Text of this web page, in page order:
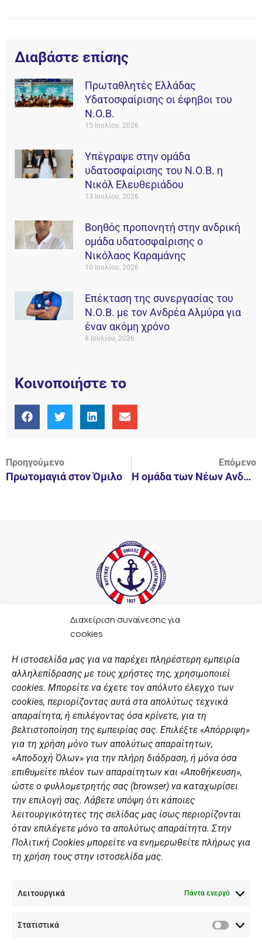
Διαχείριση συναίνεσης για
cookies
Η ιστοσελίδα μας για να παρέχει πληρέστερη εμπειρία
αλληλεπίδρασης με τους χρήστες της, χρησιμοποιεί
cookies. Μπορείτε να έχετε τον απόλυτο έλεγχο των
cookies, περιορίζοντας αυτά στα απολύτως τεχνικά
απαραίτητα, ή επιλέγοντας όσα κρίνετε, για τη
βελτιστοποίηση της εμπειρίας σας. Επιλέξτε «Απόρριψη»
για τη χρήση μόνο των απολύτως απαραίτητων,
«Αποδοχή Όλων» για την πλήρη διάδραση, ή μόνα όσα
επιθυμείτε πλέον των απαραίτητων και «Αποθήκευση»,
ώστε ο φυλλομετρητής σας (browser) να καταχωρίσει
την επιλογή σας. Λάβετε υπόψη ότι κάποιες
λειτουργικότητες της σελίδας μας ίσως περιορίζονται
όταν επιλέγετε μόνο τα απολύτως απαραίτητα. Στην
Πολιτική Cookies μπορείτε να ενημερωθείτε πλήρως για
τη χρήση τους στην ιστοσελίδα μας.
Λειτουργικά Πάντα ενεργό
Στατιστικά
Διαβάστε επίσης
Πρωταθλητές Ελλάδας
Υδατοσφαίρισης οι έφηβοι του
Ν.Ο.Β.
15 Ιουλίου, 2026
Υπέγραψε στην ομάδα
υδατοσφαίρισης του Ν.Ο.Β. η
Νικόλ Ελευθεριάδου
13 Ιουλίου, 2026
Βοηθός προπονητή στην ανδρική
ομάδα υδατοσφαίρισης ο
Νικόλαος Καραμάνης
10 Ιουλίου, 2026
Επέκταση της συνεργασίας του
Ν.Ο.Β. με τον Ανδρέα Αλμύρα για
έναν ακόμη χρόνο
8 Ιουλίου, 2026
Κοινοποιήστε το
Προηγούμενο
Πρωτομαγιά στον Όμιλο
Επόμενο
Η ομάδα των Νέων Ανδρών του ΝΟΒ γιορτάζει την Παγκόσμια Ημέρα Ευχής | Make-A-Wish (Κάνε-Μια-Ευχή Ελλάδος)
F
a
e
b
o
o
k
t
a
g
r
a
m
t
u
b
e
n
k
e
d
i
n
ΣΎΝΔΕΣΜΟΙ
Αθλητικές σχολές
Διάπλους
Χορηγοί
Summer Camp
ΠΡΟΣΩΠΙΚΑ ΔΕΔΟΜΕΝΑ
Πολιτική Ιστοσελίδας
Πολιτική Cookies Iστοσελίδας
Γενική Πολιτική ΝΟΒ
Ενημέρωση Summer Camp
ΕΠΙΚΟΙΝΩΝΊΑ